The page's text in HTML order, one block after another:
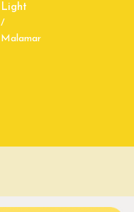
Light
/
Malamar